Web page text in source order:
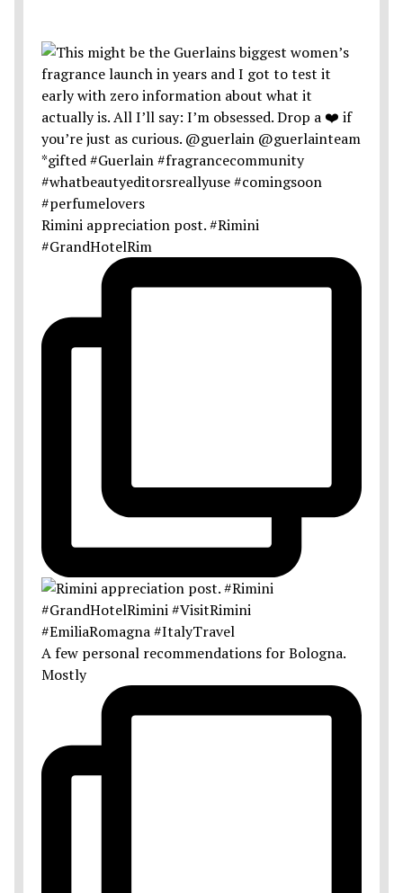
Rimini appreciation post. #Rimini
#GrandHotelRim
A few personal recommendations for Bologna.
Mostly